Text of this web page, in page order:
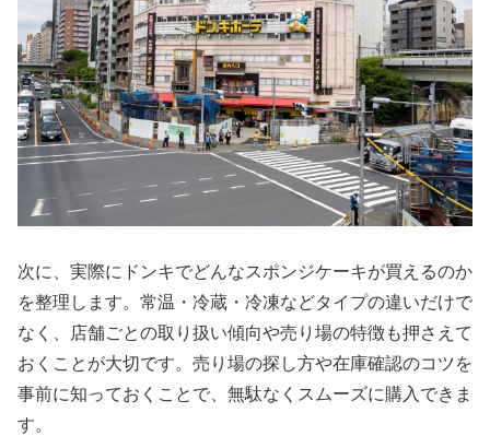
次に、実際にドンキでどんなスポンジケーキが買えるのか
を整理します。常温・冷蔵・冷凍などタイプの違いだけで
なく、店舗ごとの取り扱い傾向や売り場の特徴も押さえて
おくことが大切です。売り場の探し方や在庫確認のコツを
事前に知っておくことで、無駄なくスムーズに購入できま
す。